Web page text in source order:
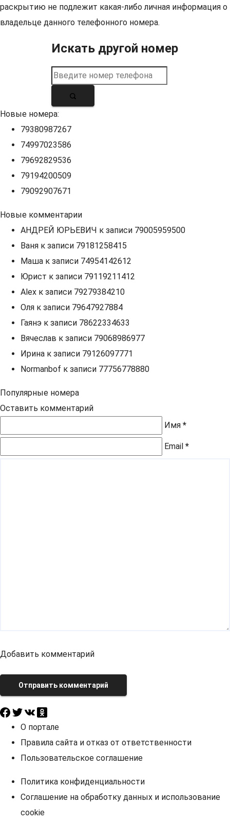
раскрытию не подлежит какая-либо личная информация о
владельце данного телефонного номера.
Искать другой номер
Новые номера:
79380987267
74997023586
79692829536
79194200509
79092907671
Новые комментарии
АНДРЕЙ ЮРЬЕВИЧ к записи 79005959500
Ваня к записи 79181258415
Маша к записи 74954142612
Юрист к записи 79119211412
Alex к записи 79279384210
Оля к записи 79647927884
Гаянэ к записи 78622334633
Вячеслав к записи 79068986977
Ирина к записи 79126097771
Normanbof к записи 77756778880
Популярные номера
Оставить комментарий
Имя *
Email *
Добавить комментарий
Отправить комментарий
О портале
Правила сайта и отказ от ответственности
Пользовательское соглашение
Политика конфиденциальности
Соглашение на обработку данных и использование
cookie